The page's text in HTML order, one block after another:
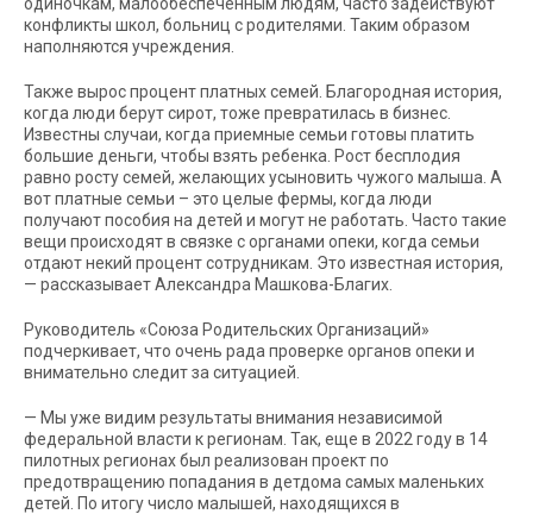
конфликты школ, больниц с родителями. Таким образом
наполняются учреждения.
Также вырос процент платных семей. Благородная история,
когда люди берут сирот, тоже превратилась в бизнес.
Известны случаи, когда приемные семьи готовы платить
большие деньги, чтобы взять ребенка. Рост бесплодия
равно росту семей, желающих усыновить чужого малыша. А
вот платные семьи – это целые фермы, когда люди
получают пособия на детей и могут не работать. Часто такие
вещи происходят в связке с органами опеки, когда семьи
отдают некий процент сотрудникам. Это известная история,
— рассказывает Александра Машкова-Благих.
Руководитель «Союза Родительских Организаций»
подчеркивает, что очень рада проверке органов опеки и
внимательно следит за ситуацией.
— Мы уже видим результаты внимания независимой
федеральной власти к регионам. Так, еще в 2022 году в 14
пилотных регионах был реализован проект по
предотвращению попадания в детдома самых маленьких
детей. По итогу число малышей, находящихся в